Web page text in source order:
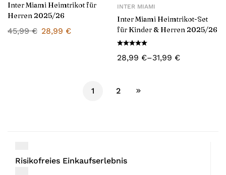
Inter Miami Heimtrikot für
Herren 2025/26
45,99€ 28,99 €
INTER MIAMI
Inter Miami Heimtrikot-Set
für Kinder & Herren 2025/26
28,99 €–31,99 €
1 2
Risikofreies Einkaufserlebnis